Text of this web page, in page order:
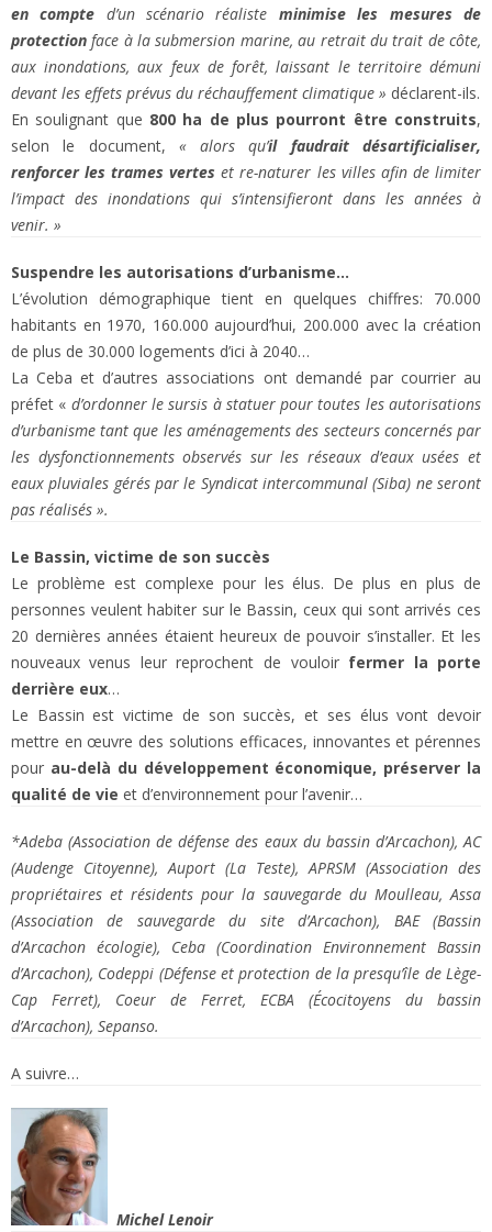
en compte d’un scénario réaliste minimise les mesures de
protectionface à la submersion marine, au retrait du trait de côte,
aux inondations, aux feux de forêt, laissant le territoire démuni
devant les effets prévus du réchauffement climatique » déclarent-ils.
En soulignant que 800 ha de plus pourront être construits,
selon le document, « alors qu’il faudrait désartificialiser,
renforcer les trames vertes et re-naturer les villes afin de limiter
l’impact des inondations qui s’intensifieront dans les années à
venir. »
Suspendre les autorisations d’urbanisme…
L’évolution démographique tient en quelques chiffres: 70.000
habitants en 1970, 160.000 aujourd’hui, 200.000 avec la création
de plus de 30.000 logements d’ici à 2040…
La Ceba et d’autres associations ont demandé par courrier au
préfet « d’ordonner le sursis à statuer pour toutes les autorisations
d’urbanisme tant que les aménagements des secteurs concernés par
les dysfonctionnements observés sur les réseaux d’eaux usées et
eaux pluviales gérés par le Syndicat intercommunal (Siba) ne seront
pas réalisés ».
Le Bassin, victime de son succès
Le problème est complexe pour les élus. De plus en plus de
personnes veulent habiter sur le Bassin, ceux qui sont arrivés ces
20 dernières années étaient heureux de pouvoir s’installer. Et les
nouveaux venus leur reprochent de vouloirfermer la porte
derrière eux…
Le Bassin est victime de son succès, et ses élus vont devoir
mettre en œuvre des solutions efficaces, innovantes et pérennes
pour au-delà du développement économique, préserver la
qualité de vie et d’environnement pour l’avenir…
*Adeba (Association de défense des eaux du bassin d’Arcachon), AC
(Audenge Citoyenne), Auport (La Teste), APRSM (Association des
propriétaires et résidents pour la sauvegarde du Moulleau, Assa
(Association de sauvegarde du site d’Arcachon), BAE (Bassin
d’Arcachon écologie), Ceba (Coordination Environnement Bassin
d’Arcachon), Codeppi (Défense et protection de la presqu’île de Lège-
Cap Ferret), Coeur de Ferret, ECBA (Écocitoyens du bassin
d’Arcachon), Sepanso.
A suivre…
Michel Lenoir